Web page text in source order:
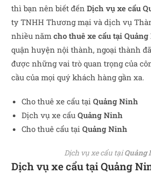
thì bạn nên biết đếnDịch vụ xe cẩu
ty TNHH Thương mại và dịch vụ
nhiều nămcho thuê xe cẩu tại
quận huyện nội thành, ngoại thành
được những vai trò quan trọng của
cầu của mọi quý khách hàng gần xa.
Cho thuê xe cẩu tạiQuảng Ninh
Dịch vụ xe cẩuQuảng Ninh
Cho thuê cẩu tạiQuảng Ninh
Dịch vụ xe cẩu tạiQuảng
Dịch vụ xe cẩu tạiQuảng